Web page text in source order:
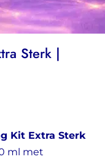
Sterk |
Kit Extra Sterk
ml met